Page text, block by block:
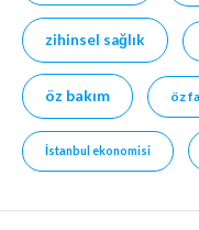
zihinsel sağlık
öz bakım öz
İstanbul ekonomisi